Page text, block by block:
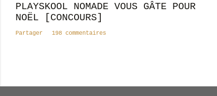
PLAYSKOOL NOMADE VOUS GÂTE POUR
NOËL [CONCOURS]
Partager 198 commentaires